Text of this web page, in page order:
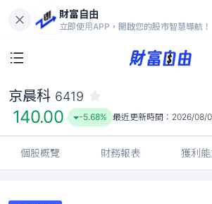
財富自由
立即使用APP，開啟您的股市智慧導航！
140.00
-5.68%
京晨科 6419
140.00 -5.68% 最近更新時間： 2026/08/
個股概覽 財務報表 獲利能